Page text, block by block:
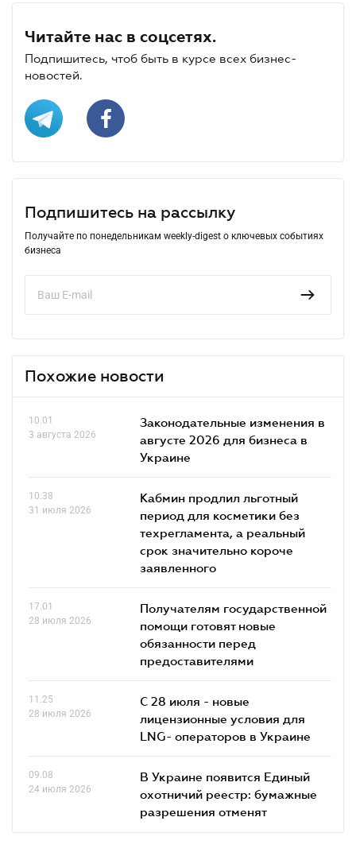
Читайте нас в соцсетях.
Подпишитесь, чтоб быть в курсе всех бизнес-
новостей.
Подпишитесь на рассылку
Получайте по понедельникам weekly-digest о ключевых событиях
бизнеса
Похожие новости
10.01
3 августа 2026
Законодательные изменения в
августе 2026 для бизнеса в
Украине
10.38
31 июля 2026
Кабмин продлил льготный
период для косметики без
техрегламента, а реальный
срок значительно короче
заявленного
17.01
28 июля 2026
Получателям государственной
помощи готовят новые
обязанности перед
предоставителями
11.25
28 июля 2026
С 28 июля - новые
лицензионные условия для
LNG- операторов в Украине
09.08
24 июля 2026
В Украине появится Единый
охотничий реестр: бумажные
разрешения отменят